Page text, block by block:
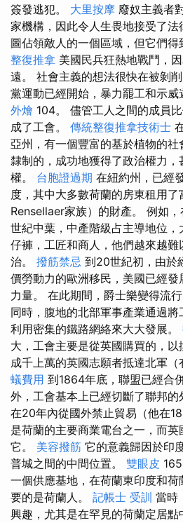
簽發逃犯。 大里按摩 廢奴主義者
家機構，因此令人生畏地接受了法
圖佔領敵人的一個區域，但它們得
整復推拿 美國民兵狂熱地戰鬥，
遠。 社會主義的想法很快在被剝
黨運動已經開始，暴力罷工和示威
外燴 104。 儘管工人之間的成員
成了工會。 傳統整復推拿技術士
亞州，有一個豐富的基於植物的
隸制的，成功地獲得了政治權力
權。 台胞證過期 在紐約州，已經
度，其中大多數荷蘭的房東租用
Rensellaer家族）的財產。 例如
世紀中葉，中產階級占主導地位
仔褲，工匠和商人，他們越來越
治。 撥筋禁忌 到20世紀初，由於
價勞動力的歐洲移民，美國已經
力量。 在此期間，爵士樂變得流
同時，腹地的北部軍事產業通過
利用密集的鐵路網絡來大大發展。
大，工會主要是從英國購買的，以
成千上萬的英國志願者抵達北軍（
蟻費用 到1864年底，聯盟已經合
外，工會基本上已經切斷了聯邦的
在20年內從國外禁止貿易（他在
是荷蘭的主要商業電台之一，而
它。 美容撥筋 它的意義歸因於印
普城之間的中間位置。 雙眼皮
一個供應基地，在荷蘭東印度和
要的是荷蘭人。 記帳士 受訓 當時
興趣，尤其是在罕見的荷蘭定居點